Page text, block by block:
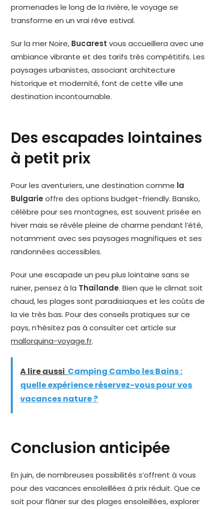
promenades le long de la rivière, le voyage se
transforme en un vrai rêve estival.
Sur la mer Noire, Bucarest vous accueillera avec une
ambiance vibrante et des tarifs très compétitifs. Les
paysages urbanistes, associant architecture
historique et modernité, font de cette ville une
destination incontournable.
Des escapades lointaines
à petit prix
Pour les aventuriers, une destination comme la
Bulgarie offre des options budget-friendly. Bansko,
célèbre pour ses montagnes, est souvent prisée en
hiver mais se révèle pleine de charme pendant l’été,
notamment avec ses paysages magnifiques et ses
randonnées accessibles.
Pour une escapade un peu plus lointaine sans se
ruiner, pensez à la Thaïlande. Bien que le climat soit
chaud, les plages sont paradisiaques et les coûts de
la vie très bas. Pour des conseils pratiques sur ce
pays, n’hésitez pas à consulter cet article sur
mallorquina-voyage.fr.
A lire aussi Camping Cambo les Bains :
quelle expérience réservez-vous pour vos
vacances nature ?
Conclusion anticipée
En juin, de nombreuses possibilités s’offrent à vous
pour des vacances ensoleillées à prix réduit. Que ce
soit pour flâner sur des plages ensoleillées, explorer